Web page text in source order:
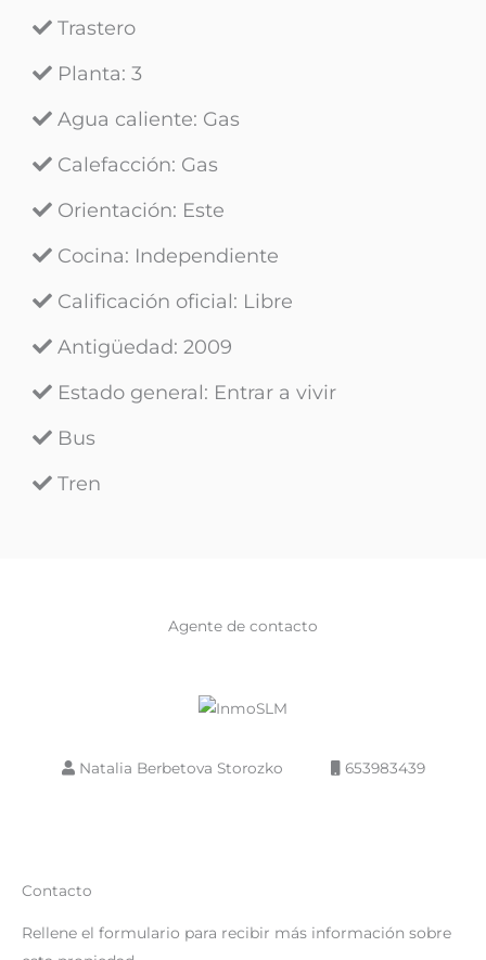
Trastero
Planta: 3
Agua caliente: Gas
Calefacción: Gas
Orientación: Este
Cocina: Independiente
Calificación oficial: Libre
Antigüedad: 2009
Estado general: Entrar a vivir
Bus
Tren
Agente de contacto
Natalia Berbetova Storozko 653983439
Contacto
Rellene el formulario para recibir más información sobre